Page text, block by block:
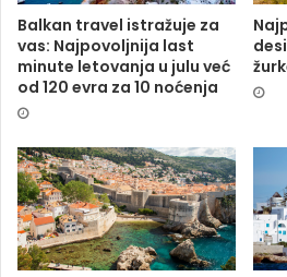
Balkan travel istražuje za
vas: Najpovoljnija last
minute letovanja u julu već
od 120 evra za 10 noćenja